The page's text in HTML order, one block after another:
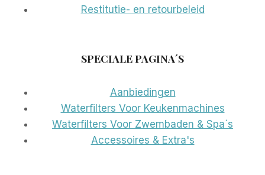
Restitutie- en retourbeleid
SPECIALE PAGINA´S
Aanbiedingen
Waterfilters Voor Keukenmachines
Waterfilters Voor Zwembaden & Spa´s
Accessoires & Extra's